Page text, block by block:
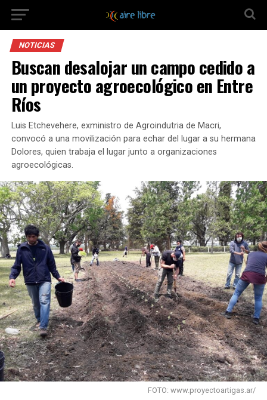
NOTICIAS
Buscan desalojar un campo cedido a
un proyecto agroecológico en Entre
Ríos
Luis Etchevehere, exministro de Agroindutria de Macri,
convocó a una movilización para echar del lugar a su hermana
Dolores, quien trabaja el lugar junto a organizaciones
agroecológicas.
FOTO: www.proyectoartigas.ar/